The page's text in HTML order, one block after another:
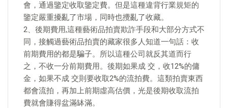
會，通過鑒定收取鑒定費。但是這種違背行業規矩的
鑒定嚴重擾亂了市場，同時也攪亂了收藏。
2、後期費用,這種藝術品拍賣欺詐手段和大部分方式不
同，接觸過藝術品拍賣的藏家很多人知道一句話：收
前期費用的都是騙子。所以這種公司就反其道而行
之，不收一分前期費用。後期如果成 交，收12%的傭
金，如果不成 交則要收取2%的流拍費。這類拍賣東西
都會流拍，再加上前期虛高估價，光是後期收取流拍
費就會賺得盆滿缽滿。